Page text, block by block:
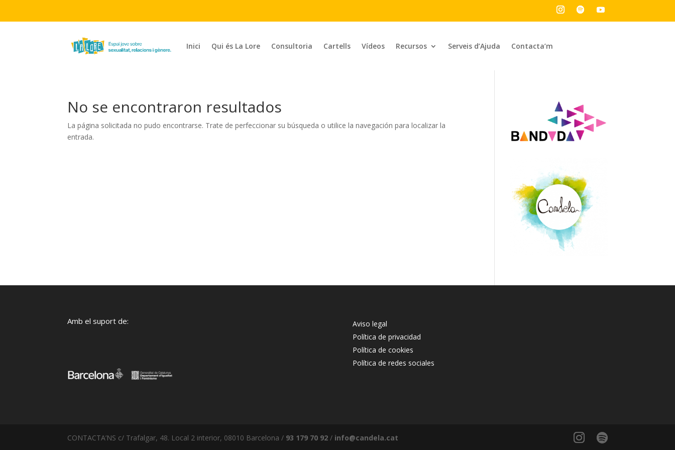
Inici Qui és La Lore Consultoria Cartells Vídeos Recursos Serveis d’Ajuda Contacta’m
No se encontraron resultados
La página solicitada no pudo encontrarse. Trate de perfeccionar su búsqueda o utilice la navegación para localizar la
entrada.
Amb el suport de:
Aviso legal
Política de privacidad
Política de cookies
Política de redes sociales
CONTACTA’NS c/ Trafalgar, 48. Local 2 interior, 08010 Barcelona / 93 179 70 92 / info@candela.cat